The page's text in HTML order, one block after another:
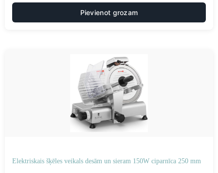
Pievienot grozam
Elektriskais šķēles veikals desām un sieram 150W ciparnīca 250 mm